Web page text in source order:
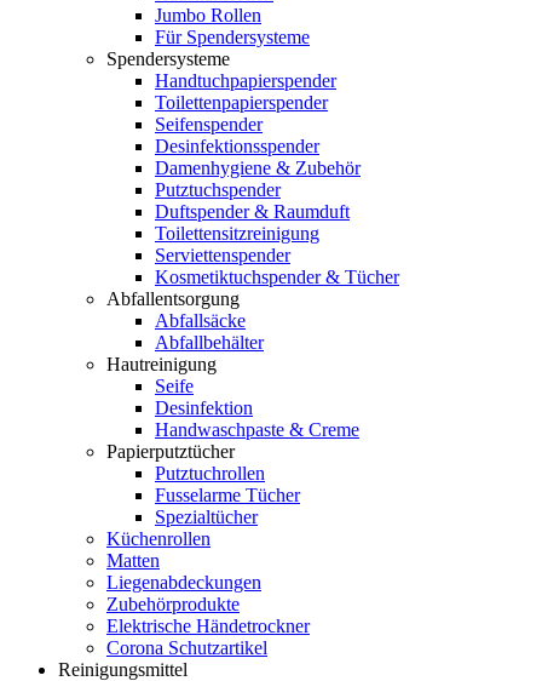
Jumbo Rollen
Für Spendersysteme
Spendersysteme
Handtuchpapierspender
Toilettenpapierspender
Seifenspender
Desinfektionsspender
Damenhygiene & Zubehör
Putztuchspender
Duftspender & Raumduft
Toilettensitzreinigung
Serviettenspender
Kosmetiktuchspender & Tücher
Abfallentsorgung
Abfallsäcke
Abfallbehälter
Hautreinigung
Seife
Desinfektion
Handwaschpaste & Creme
Papierputztücher
Putztuchrollen
Fusselarme Tücher
Spezialtücher
Küchenrollen
Matten
Liegenabdeckungen
Zubehörprodukte
Elektrische Händetrockner
Corona Schutzartikel
Reinigungsmittel